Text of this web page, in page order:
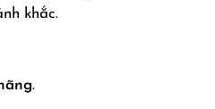
khắc.
.